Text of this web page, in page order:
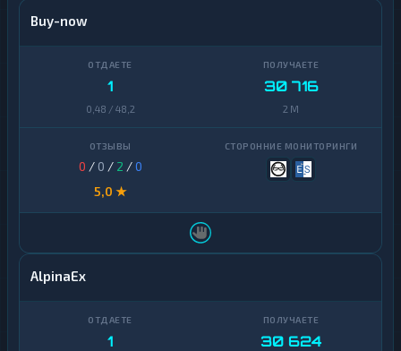
Buy-now
1
0,48 / 48,2
30 716
2 M
0 / 0 / 2 /0
5,0 ★
AlpinaEx
1 30 624